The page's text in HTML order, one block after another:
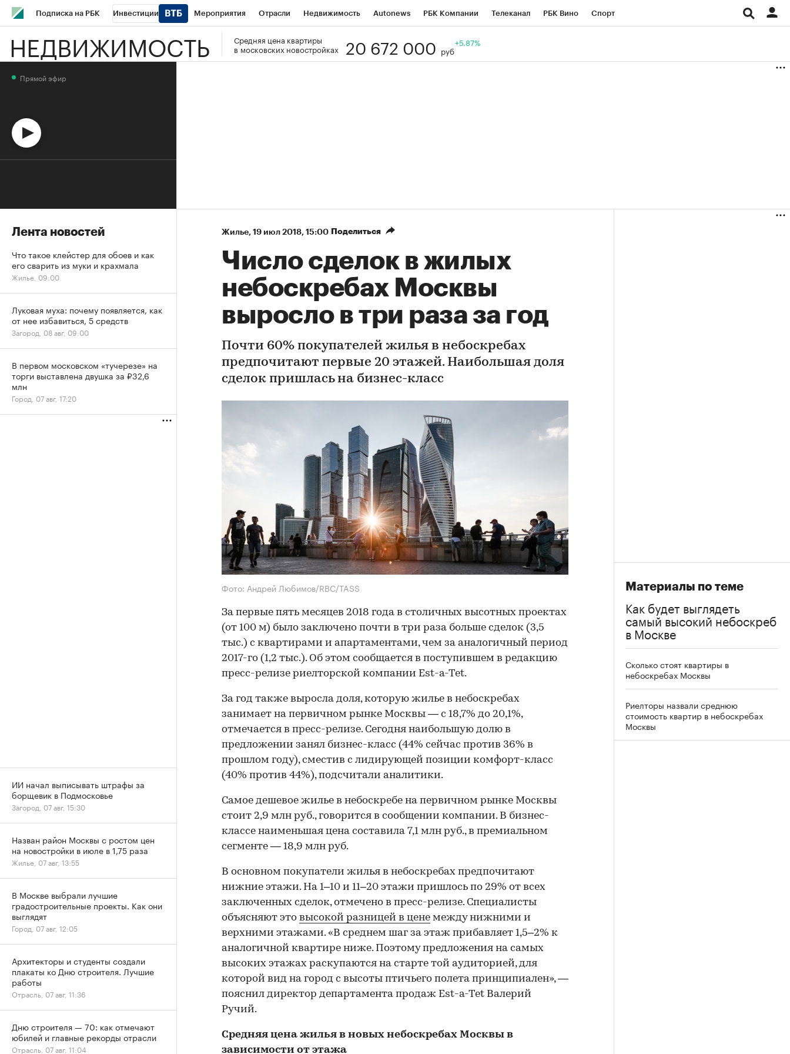
Подписка на РБК Инвестиции Мероприятия Отрасли Недвижимость Autonews РБК Компании Телеканал РБК Вино Спорт
Школа управления РБК РБК Образование РБК Курсы РБК Life Тренды Национальные проекты
НЕДВИЖИМОСТЬ
Средняя цена квартиры
в московских новостройках
20 672 000 руб
+5.87%
Жилье⁠, 19 июл 2018, 15:00 Поделиться
Число сделок в жилых
небоскребах Москвы
выросло в три раза за год
Почти 60% покупателей жилья в небоскребах
предпочитают первые 20 этажей. Наибольшая доля
сделок пришлась на бизнес-класс
Фото: Андрей Любимов/RBC/TASS
За первые пять месяцев 2018 года в столичных высотных проектах
(от 100 м) было заключено почти в три раза больше сделок (3,5
тыс.) с квартирами и апартаментами, чем за аналогичный период
2017-го (1,2 тыс.). Об этом сообщается в поступившем в редакцию
пресс-релизе риелторской компании Est-a-Tet.
За год также выросла доля, которую жилье в небоскребах
занимает на первичном рынке Москвы — с 18,7% до 20,1%,
отмечается в пресс-релизе. Сегодня наибольшую долю в
предложении занял бизнес-класс (44% сейчас против 36% в
прошлом году), сместив с лидирующей позиции комфорт-класс
(40% против 44%), подсчитали аналитики.
Самое дешевое жилье в небоскребе на первичном рынке Москвы
стоит 2,9 млн руб., говорится в сообщении компании. В бизнес-
классе наименьшая цена составила 7,1 млн руб., в премиальном
сегменте — 18,9 млн руб.
В основном покупатели жилья в небоскребах предпочитают
нижние этажи. На 1–10 и 11–20 этажи пришлось по 29% от всех
заключенных сделок, отмечено в пресс-релизе. Специалисты
объясняют это высокой разницей в цене между нижними и
верхними этажами. «В среднем шаг за этаж прибавляет 1,5–2% к
аналогичной квартире ниже. Поэтому предложения на самых
высоких этажах раскупаются на старте той аудиторией, для
которой вид на город с высоты птичьего полета принципиален», —
пояснил директор департамента продаж Est-a-Tet Валерий
Ручий.
Средняя цена жилья в новых небоскребах Москвы в
зависимости от этажа
Материалы по теме
Как будет выглядеть
самый высокий небоскреб
в Москве
Сколько стоят квартиры в
небоскребах Москвы
Риелторы назвали среднюю
стоимость квартир в небоскребах
Москвы
Прямой эфир
Лента новостей
Что такое клейстер для обоев и как
его сварить из муки и крахмала
Жилье, 09:00
Луковая муха: почему появляется, как
от нее избавиться, 5 средств
Загород, 08 авг, 09:00
В первом московском «тучерезе» на
торги выставлена двушка за ₽32,6
млн
Город, 07 авг, 17:20
ИИ начал выписывать штрафы за
борщевик в Подмосковье
Загород, 07 авг, 15:30
Назван район Москвы с ростом цен
на новостройки в июле в 1,75 раза
Жилье, 07 авг, 13:55
В Москве выбрали лучшие
градостроительные проекты. Как они
выглядят
Город, 07 авг, 12:05
Архитекторы и студенты создали
плакаты ко Дню строителя. Лучшие
работы
Отрасль, 07 авг, 11:36
Дню строителя — 70: как отмечают
юбилей и главные рекорды отрасли
Отрасль, 07 авг, 11:04